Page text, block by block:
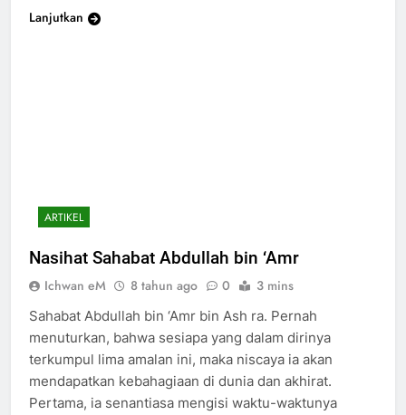
Lanjutkan
ARTIKEL
Nasihat Sahabat Abdullah bin ‘Amr
Ichwan eM 8 tahun ago 0 3 mins
Sahabat Abdullah bin ‘Amr bin Ash ra. Pernah
menuturkan, bahwa sesiapa yang dalam dirinya
terkumpul lima amalan ini, maka niscaya ia akan
mendapatkan kebahagiaan di dunia dan akhirat.
Pertama, ia senantiasa mengisi waktu-waktunya